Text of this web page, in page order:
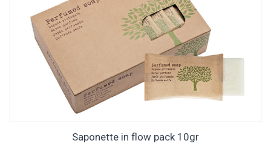
Saponette in flow pack 10gr